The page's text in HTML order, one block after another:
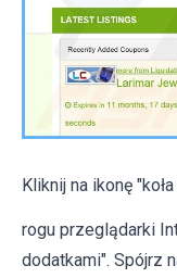
Kliknij na ikonę
rogu przeglądarki
dodatkami". Spójrz